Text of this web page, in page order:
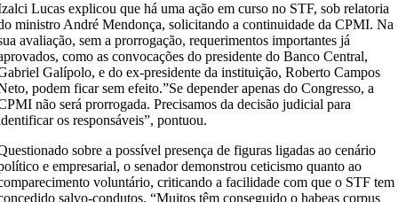
Lucas explicou que há uma ação em curso no STF, sob relatoria
ministro André Mendonça, solicitando a continuidade da CPMI. Na
avaliação, sem a prorrogação, requerimentos importantes já
como as convocações do presidente do Banco Central,
Galípolo, e do ex-presidente da instituição, Roberto Campos
podem ficar sem efeito.”Se depender apenas do Congresso, a
não será prorrogada. Precisamos da decisão judicial para
os responsáveis”, pontuou.
sobre a possível presença de figuras ligadas ao cenário
e empresarial, o senador demonstrou ceticismo quanto ao
voluntário, criticando a facilidade com que o STF tem
salvo-condutos. “Muitos têm conseguido o habeas corpus